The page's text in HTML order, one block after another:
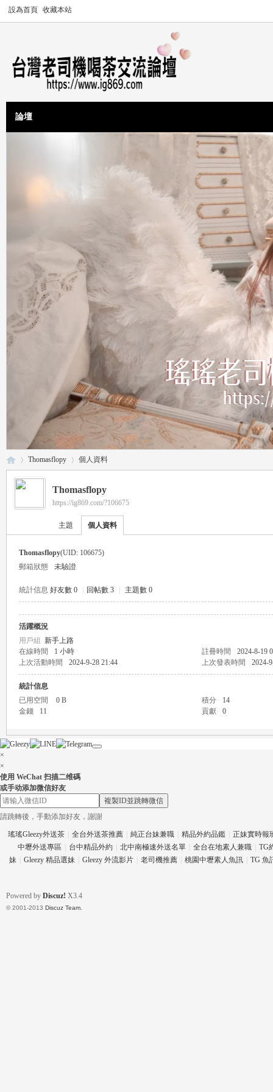
設為首頁 收藏本站
論壇
›
Thomasflopy 個人資料
Thomasflopy
https://ig869.com/?106675
主題 個人資料
Thomasflopy(UID: 106675)
郵箱狀態
未驗證
統計信息 好友數 0 回帖數 3 主題數 0
活躍概況
用戶組 新手上路
在線時間
1 小時 註冊時間
2024-8-19
上次活動時間
2024-9-28 21:44 上次發表時間 2024-
統計信息
已用空間
0 B 積分
14
金錢
11 貢獻 0
×
×
使用 WeChat 扫描二维碼
或手动添加微信好友
複製ID並跳轉微信
請跳轉後，手動添加好友，謝謝
瑤瑤Gleezy外送茶 全台外送茶推薦 純正台妹兼職 精品外約品鑑
正妹實時報
中壢外送專區
台中精品外約 北中南極速外送名單 全台在地素人兼職
TG
妹
Gleezy 精品選妹 Gleezy 外流影片 老司機推薦 桃園中壢素人魚訊 TG 魚
Powered by Discuz! X3.4
© 2001-2013 Discuz Team.